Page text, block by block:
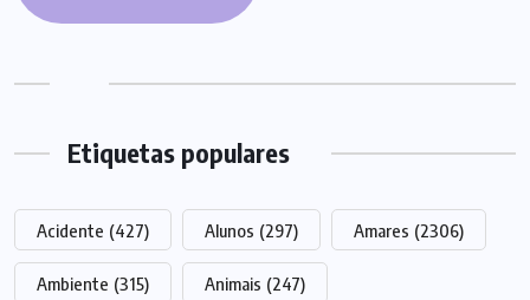
Etiquetas populares
Acidente (427) Alunos (297) Amares (2306)
Ambiente (315) Animais (247)